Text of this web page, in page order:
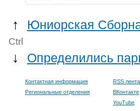
↑ Юниорская
Ctrl
↓ Определились
Контактная информация
Региональные отделения
RSS
ВКонтакте
YouTube